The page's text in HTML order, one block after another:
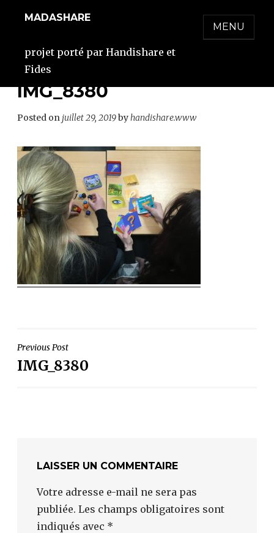
MADASHARE
projet porté par Handishare et
Fides
MENU
IMG_8380
Posted on juillet 29, 2019byhandishare.www
NAVIGATION
DE
Previous Post
IMG_8380
LAISSER UN COMMENTAIRE
Votre adresse e-mail ne sera pas
publiée. Les champs obligatoires sont
indiqués avec *